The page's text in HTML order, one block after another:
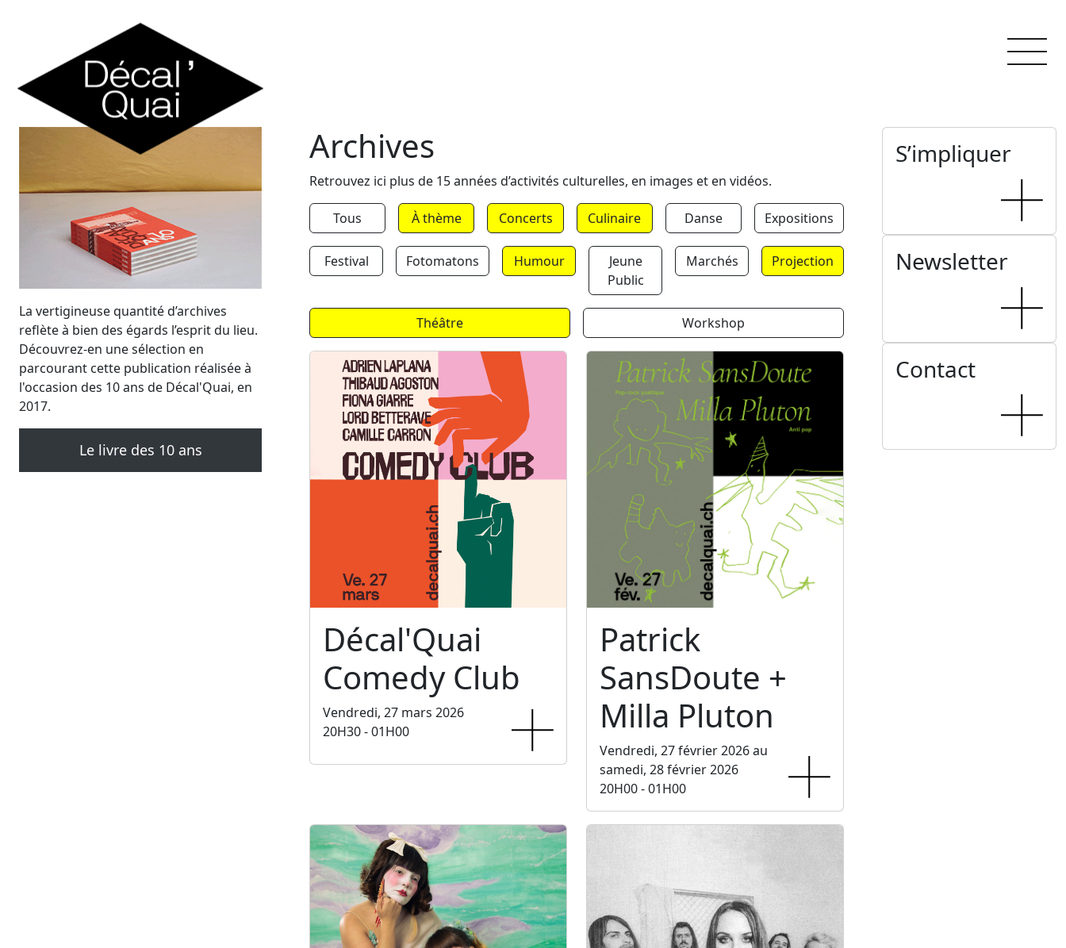
La vertigineuse quantité d’archives
reflète à bien des égards l’esprit du lieu.
Découvrez-en une sélection en
parcourant cette publication réalisée à
l'occasion des 10 ans de Décal'Quai, en
2017.
Le livre des 10 ans
Archives
Retrouvez ici plus de 15 années d’activités culturelles, en images et en vidéos.
Tous À thème Concerts Culinaire Danse Expositions
Festival Fotomatons Humour
Jeune
Public
Marchés Projection
Théâtre Workshop
Décal'Quai
Comedy Club
Vendredi, 27 mars 2026
20H30 - 01H00
Patrick
SansDoute +
Milla Pluton
Vendredi, 27 février 2026 au
samedi, 28 février 2026
20H00 - 01H00
S’impliquer
Newsletter
Contact